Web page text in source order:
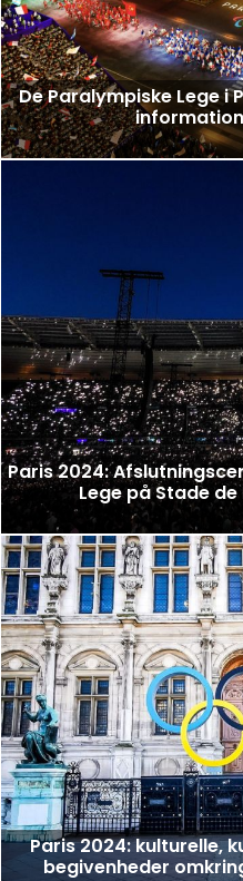
De Paralympiske Lege i
Paris 2024:
Lege på Stade
Paris 2024: kulturelle,
begivenheder